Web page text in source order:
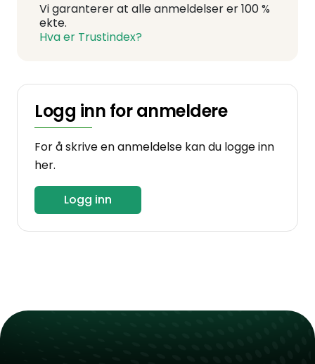
Vi garanterer at alle anmeldelser er 100 %
ekte.
Hva er Trustindex?
Logg inn for anmeldere
For å skrive en anmeldelse kan du logge inn
her.
Logg inn